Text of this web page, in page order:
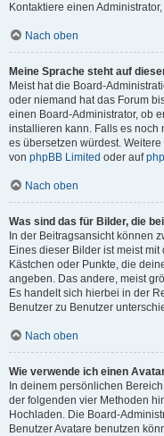
Kontaktiere einen
Nach oben
Meine Sprache steht auf
Meist hat die Board-
oder niemand hat das Forum
einen Board-Administrator, ob
installieren kann. Falls es noch
es übersetzen würdest.
von phpBB Limited oder auf
Nach oben
Was sind das für Bilder, die
In der Beitragsansicht können
Eines dieser Bilder ist meist
Kästchen oder Punkte, die
angeben. Das andere, meist
Es handelt sich hierbei in der
Benutzer zu Benutzer
Nach oben
Wie verwende ich einen
In deinem persönlichen
der folgenden vier Methoden
Hochladen. Die Board-
Benutzer Avatare benutzen